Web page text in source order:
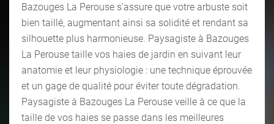
Bazouges La Perouse s’assure que votre arbuste soit
bien taillé, augmentant ainsi sa solidité et rendant sa
silhouette plus harmonieuse. Paysagiste à Bazouges
La Perouse taille vos haies de jardin en suivant leur
anatomie et leur physiologie : une technique éprouvée
et un gage de qualité pour éviter toute dégradation.
Paysagiste à Bazouges La Perouse veille à ce que la
taille de vos haies se passe dans les meilleures